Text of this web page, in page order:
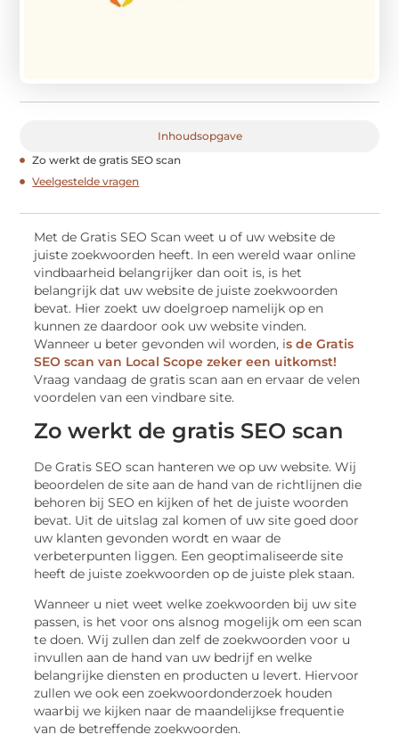
Inhoudsopgave
Zo werkt de gratis SEO scan
Veelgestelde vragen
Met de Gratis SEO Scan weet u of uw website de
juiste zoekwoorden heeft. In een wereld waar online
vindbaarheid belangrijker dan ooit is, is het
belangrijk dat uw website de juiste zoekwoorden
bevat. Hier zoekt uw doelgroep namelijk op en
kunnen ze daardoor ook uw website vinden.
Wanneer u beter gevonden wil worden, is de Gratis
SEO scan van Local Scope zeker een uitkomst!
Vraag vandaag de gratis scan aan en ervaar de velen
voordelen van een vindbare site.
Zo werkt de gratis SEO scan
De Gratis SEO scan hanteren we op uw website. Wij
beoordelen de site aan de hand van de richtlijnen die
behoren bij SEO en kijken of het de juiste woorden
bevat. Uit de uitslag zal komen of uw site goed door
uw klanten gevonden wordt en waar de
verbeterpunten liggen. Een geoptimaliseerde site
heeft de juiste zoekwoorden op de juiste plek staan.
Wanneer u niet weet welke zoekwoorden bij uw site
passen, is het voor ons alsnog mogelijk om een scan
te doen. Wij zullen dan zelf de zoekwoorden voor u
invullen aan de hand van uw bedrijf en welke
belangrijke diensten en producten u levert. Hiervoor
zullen we ook een zoekwoordonderzoek houden
waarbij we kijken naar de maandelijkse frequentie
van de betreffende zoekwoorden.